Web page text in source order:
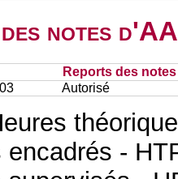
notes
Reports des
Autorisé
encadrés -